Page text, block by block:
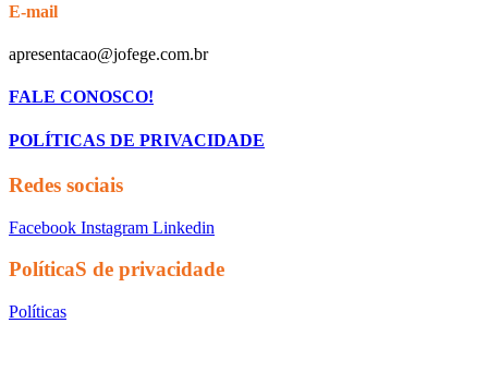
E-mail
apresentacao@jofege.com.br
FALE CONOSCO!
POLÍTICAS DE PRIVACIDADE
Redes sociais
Facebook Instagram Linkedin
PolíticaS de privacidade
Políticas